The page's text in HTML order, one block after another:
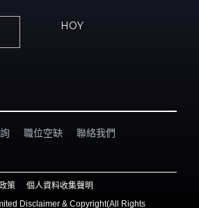
HOY
職位空缺 聯絡我們
策
個人資料收集聲明
Disclaimer & Copyright(All Rights